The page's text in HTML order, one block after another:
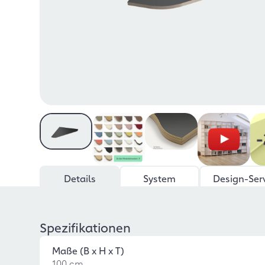
Details System Design-
Spezifikationen
Maße (B x H x T)